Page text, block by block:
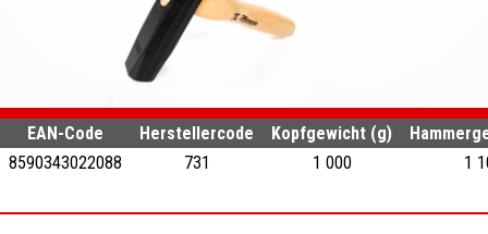
EAN-Code Herstellercode Kopfgewicht (g)
8590343022088
731 1 000 1